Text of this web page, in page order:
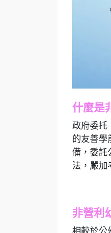
什麼是
政府委托
的友善學
備，委託
法，嚴加
非營利
相較於公